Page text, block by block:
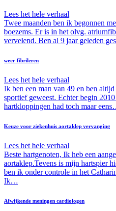
Lees het hele verhaal
Twee maanden ben ik begonnen
boezems. Er is in het olvg.
vervelend. Ben al 9 jaar geleden
weer fibrileren
Lees het hele verhaal
Ik ben een man van 49 en ben
sportief geweest. Echter begin
hartkloppingen had toch maar
Keuze voor ziekenhuis aortaklep vervanging
Lees het hele verhaal
Beste hartgenoten, Ik heb een
aortaklep.Tevens is mijn hartspier
ben ik onder controle in het
Ik…
Afwijkende meningen cardiologen